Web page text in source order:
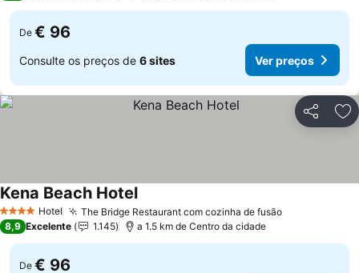
De € 96
Consulte os preços de 6 sites Ver preços
Partilhar
4 EstrelasHotel The Bridge Restaurant com cozinha de fusãoVer preços
Kena Beach HotelVer preços
8,9 Excelente 1.145 a 1.5 km de Centro da cidade
De € 96